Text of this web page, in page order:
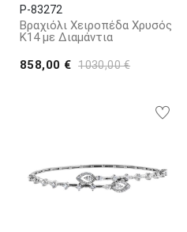
P-83272
Βραχιόλι Χειροπέδα Χρυσός
K14 με Διαμάντια
858,00 € 1030,00 €